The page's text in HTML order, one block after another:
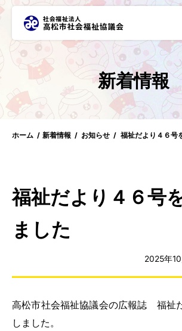
新着情報
ホーム 新着情報 お知らせ 福祉だより４６号
福祉だより４６号
ました
2025年
高松市社会福祉協議会の広報誌 福祉
しました。